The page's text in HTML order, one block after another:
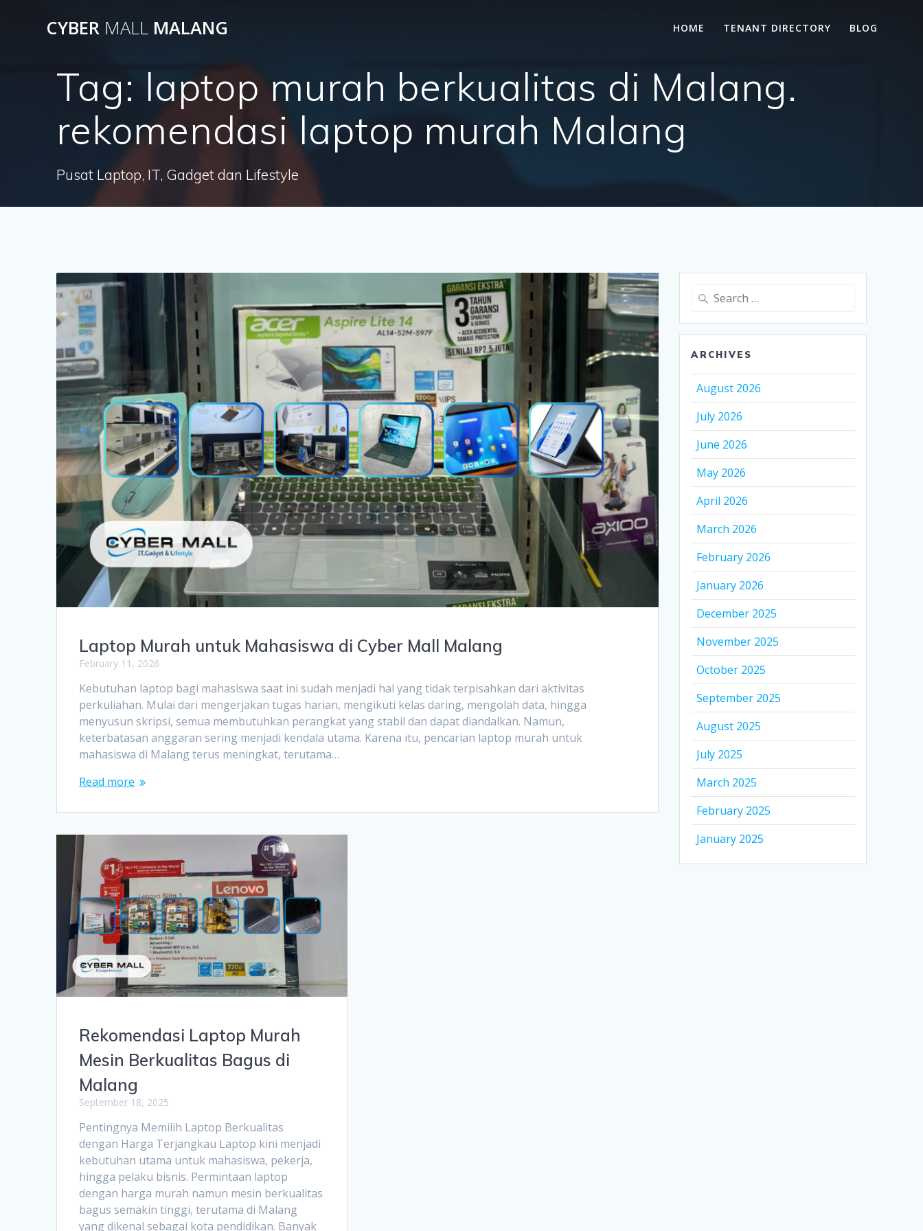
CYBER MALL MALANG HOME TENANT DIRECTORY BLOG
Tag: laptop murah berkualitas di Malang.
rekomendasi laptop murah Malang
Pusat Laptop, IT, Gadget dan Lifestyle
Laptop Murah untuk Mahasiswa di Cyber Mall Malang
February 11, 2026
Kebutuhan laptop bagi mahasiswa saat ini sudah menjadi hal yang tidak terpisahkan dari aktivitas
perkuliahan. Mulai dari mengerjakan tugas harian, mengikuti kelas daring, mengolah data, hingga
menyusun skripsi, semua membutuhkan perangkat yang stabil dan dapat diandalkan. Namun,
keterbatasan anggaran sering menjadi kendala utama. Karena itu, pencarian laptop murah untuk
mahasiswa di Malang terus meningkat, terutama…
Read more
Rekomendasi Laptop Murah
Mesin Berkualitas Bagus di
Malang
September 18, 2025
Pentingnya Memilih Laptop Berkualitas
dengan Harga Terjangkau Laptop kini menjadi
kebutuhan utama untuk mahasiswa, pekerja,
hingga pelaku bisnis. Permintaan laptop
dengan harga murah namun mesin berkualitas
bagus semakin tinggi, terutama di Malang
yang dikenal sebagai kota pendidikan. Banyak
Search
ARCHIVES
August 2026
July 2026
June 2026
May 2026
April 2026
March 2026
February 2026
January 2026
December 2025
November 2025
October 2025
September 2025
August 2025
July 2025
March 2025
February 2025
January 2025